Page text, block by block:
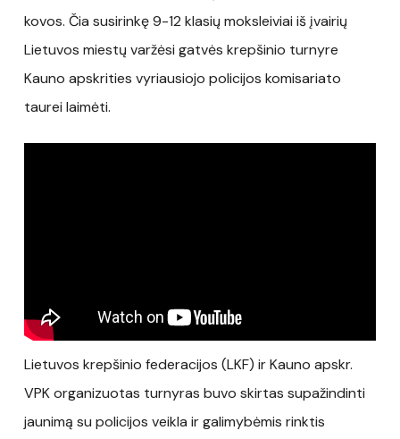
kovos. Čia susirinkę 9-12 klasių moksleiviai iš įvairių
Lietuvos miestų varžėsi gatvės krepšinio turnyre
Kauno apskrities vyriausiojo policijos komisariato
taurei laimėti.
Lietuvos krepšinio federacijos (LKF) ir Kauno apskr.
VPK organizuotas turnyras buvo skirtas supažindinti
jaunimą su policijos veikla ir galimybėmis rinktis